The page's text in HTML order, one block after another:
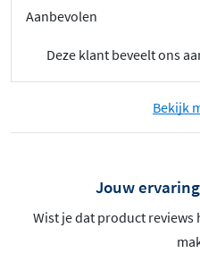
Aanbevolen
Deze klant beveelt ons
Bekijk
Jouw
Wist je dat product reviews